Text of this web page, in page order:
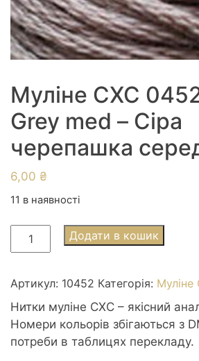
Муліне СХС
Grey med – Сіра
черепашка
6,00 ₴
11 в наявності
Муліне
СХС
Shell
Grey
med
-
Сіра
Додати в кошик
Артикул: 10452 Категорія:
Нитки муліне СХС – якісний
Номери кольорів збігаються з
потреби в таблицях перекладу.